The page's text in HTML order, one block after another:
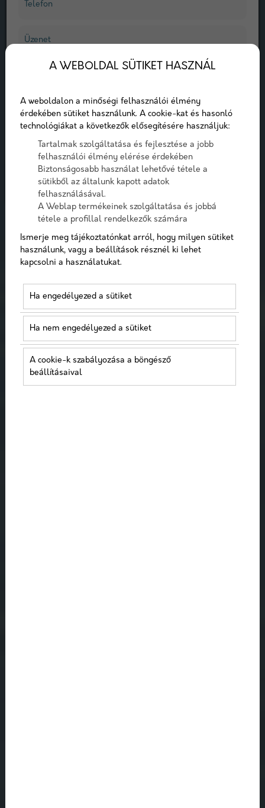
TÖBB
LÉPJ VELÜNK KAPCSOLATBA
A WEBOLDAL SÜTIKET HASZNÁL
A weboldalon a minőségi felhasználói élmény
érdekében sütiket használunk. A cookie-kat és hasonló
technológiákat a következők elősegítésére használjuk:
Tartalmak szolgáltatása és fejlesztése a jobb
felhasználói élmény elérése érdekében
Biztonságosabb használat lehetővé tétele a
sütikből az általunk kapott adatok
felhasználásával.
A Weblap termékeinek szolgáltatása és jobbá
tétele a profillal rendelkezők számára
Ismerje meg tájékoztatónkat arról, hogy milyen sütiket
használunk, vagy a beállítások résznél ki lehet
kapcsolni a használatukat.
Ha engedélyezed a sütiket
Ha nem engedélyezed a sütiket
A cookie-k szabályozása a böngésző
beállításaival
Telefon
Üzenet
7. cikk rendelkezése alapján - hozzájárulok, hogy az
adatkezelő a most megadott személyes adataimat a
GDPR, továbbá a saját adatkezelési tájékoztat
Hozzájárulok, hogy a weboldal kapcsolatfelvétel
céljából tárolja az adataimat
Nem vagyok robot!